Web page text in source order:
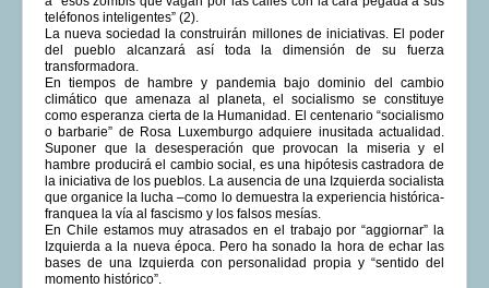
teléfonos inteligentes” (2).
La nueva sociedad la construirán millones de iniciativas. El poder
del pueblo alcanzará así toda la dimensión de su fuerza
transformadora.
En tiempos de hambre y pandemia bajo dominio del cambio
climático que amenaza al planeta, el socialismo se constituye
como esperanza cierta de la Humanidad. El centenario “socialismo
o barbarie” de Rosa Luxemburgo adquiere inusitada actualidad.
Suponer que la desesperación que provocan la miseria y el
hambre producirá el cambio social, es una hipótesis castradora de
la iniciativa de los pueblos. La ausencia de una Izquierda socialista
que organice la lucha –como lo demuestra la experiencia histórica-
franquea la vía al fascismo y los falsos mesías.
En Chile estamos muy atrasados en el trabajo por “aggiornar” la
Izquierda a la nueva época. Pero ha sonado la hora de echar las
bases de una Izquierda con personalidad propia y “sentido del
momento histórico”.